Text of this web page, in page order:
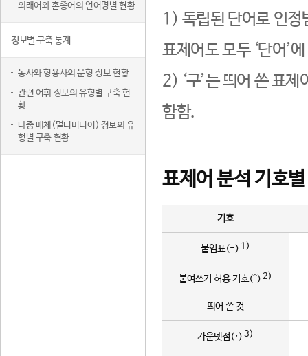
외래어와 혼종어의 언어명별 현황
정보별 구축 통계
동사와 형용사의 문형 정보 현황
관련 어휘 정보의 유형별 구축 현
황
다중 매체(멀티미디어) 정보의 유
형별 구축 현황
1) 독립된 단어로 인정
표제어도 모두 ‘단어’
2) ‘구’는 띄어 쓴 표
함함.
표제어 분석 기호
기호
붙임표(-) 1)
붙여쓰기 허용 기호(^) 2)
띄어 쓴 것
가운뎃점(·) 3)